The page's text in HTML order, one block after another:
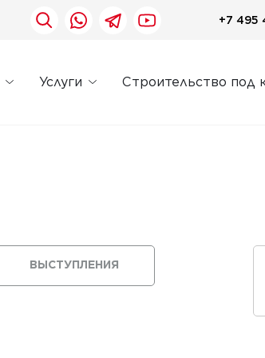
+7 495
Услуги Строительство под
ВЫСТУПЛЕНИЯ